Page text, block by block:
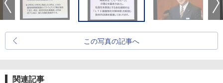
この写真の記事へ
関連記事